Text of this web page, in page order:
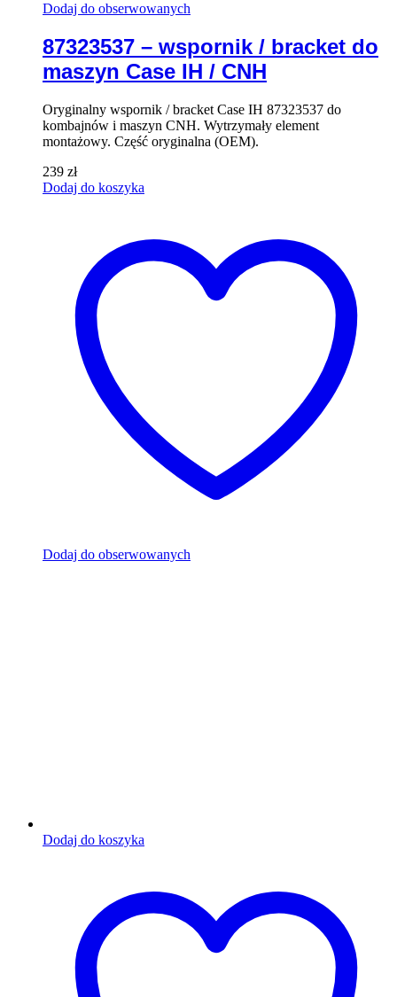
Dodaj do obserwowanych
87323537 – wspornik / bracket do
maszyn Case IH / CNH
Oryginalny wspornik / bracket Case IH 87323537 do
kombajnów i maszyn CNH. Wytrzymały element
montażowy. Część oryginalna (OEM).
239 zł
Dodaj do koszyka
Dodaj do obserwowanych
Dodaj do koszyka